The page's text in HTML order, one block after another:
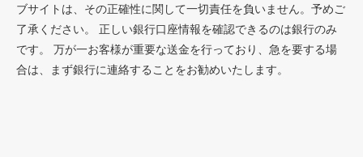
ブサイトは、その正確性に関して一切責任を負いません。予めご
了承ください。 正しい銀行口座情報を確認できるのは銀行のみ
です。 万が一お客様が重要な送金を行っており、急を要する場
合は、まず銀行に連絡することをお勧めいたします。